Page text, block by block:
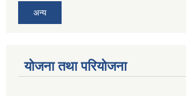
अन्य
योजना तथा परियोजना